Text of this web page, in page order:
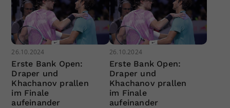
26.10.2024
Erste Bank Open:
Draper und
Khachanov prallen
im Finale
aufeinander
26.10.2024
Erste Bank Open:
Draper und
Khachanov prallen
im Finale
aufeinander